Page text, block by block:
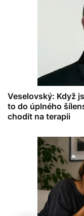
Veselovský: Když
to do úplného
chodit na terapii